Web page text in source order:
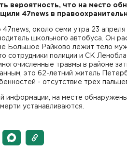
вероятность, что на место
47news в
47news, около семи утра 23 апреля
школьного автобуса. Он
Большое Райково лежит тело
сотрудники полиции и СК
травмы в районе
это 62-летний житель
- отсутствие трёх
информации, на месте
устанавливаются.